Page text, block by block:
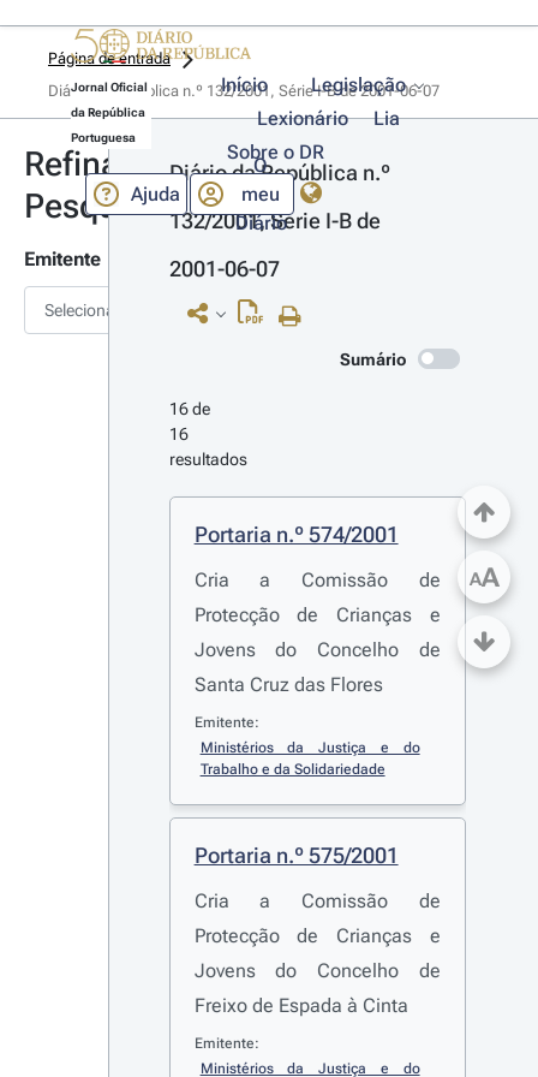
Jornal Oficial
da República
Portuguesa
Início
Legislação
Lexionário
Lia
Sobre o DR
Ajuda
O
meu
Diário
Página de entrada
Diário da República n.º 132/2001, Série I-B de 2001-06-07
Refinar
Pesquisa
Emitente
Selecionar
Diário da República n.º
132/2001, Série I-B de
2001-06-07
Sumário
16 de
16
resultados
Portaria n.º 574/2001
Cria a Comissão de
Protecção de Crianças e
Jovens do Concelho de
Santa Cruz das Flores
Emitente:
Ministérios da Justiça e do
Trabalho e da Solidariedade
Portaria n.º 575/2001
Cria a Comissão de
Protecção de Crianças e
Jovens do Concelho de
Freixo de Espada à Cinta
Emitente:
Ministérios da Justiça e do
AA